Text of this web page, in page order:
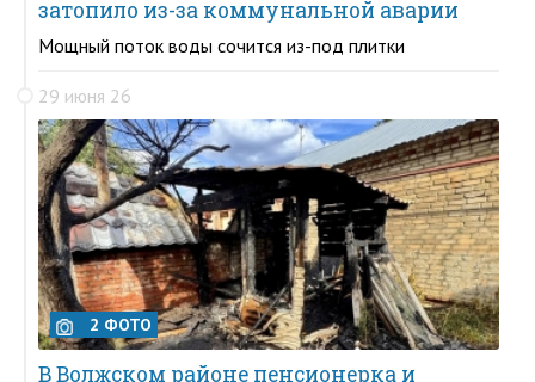
затопило из-за коммунальной аварии
Мощный поток воды сочится из-под плитки
29 июня 26
2 ФОТО
В Волжском районе пенсионерка и